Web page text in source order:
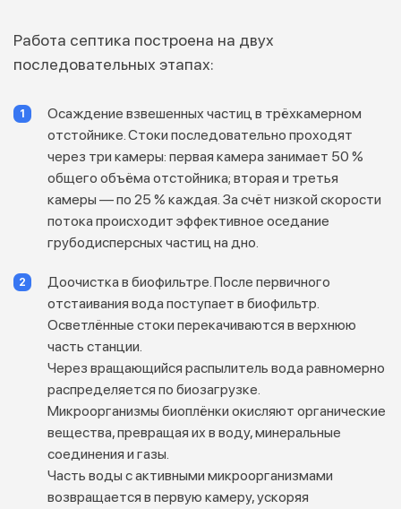
Работа септика построена на двух
последовательных этапах:
Осаждение взвешенных частиц в трёхкамерном
отстойнике. Стоки последовательно проходят
через три камеры: первая камера занимает 50 %
общего объёма отстойника; вторая и третья
камеры — по 25 % каждая. За счёт низкой скорости
потока происходит эффективное оседание
грубодисперсных частиц на дно.
Доочистка в биофильтре. После первичного
отстаивания вода поступает в биофильтр.
Осветлённые стоки перекачиваются в верхнюю
часть станции.
Через вращающийся распылитель вода равномерно
распределяется по биозагрузке.
Микроорганизмы биоплёнки окисляют органические
вещества, превращая их в воду, минеральные
соединения и газы.
Часть воды с активными микроорганизмами
возвращается в первую камеру, ускоряя